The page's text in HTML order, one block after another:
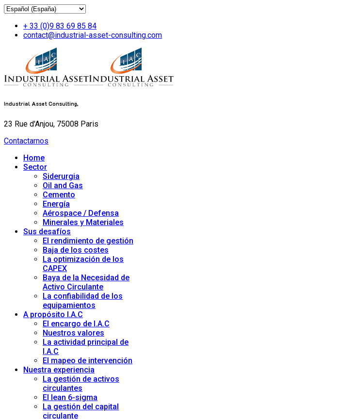
+ 33 (0)9 83 69 85 84
contact@industrial-asset-consulting.com
Industrial Asset Consulting,
23 Rue d'Anjou, 75008 Paris
Contactarnos
Home
Sector
Siderurgia
Oil and Gas
Cemento
Energía
Aérospace / Defensa
Minerales y Materiales
Sus desafíos
El rendimiento de gestión
Baja de los costes
La optimización de los
CAPEX
Baya de la Necesidad de
Activo Circulante
La confiabilidad de los
equipamientos
A propósito I.A.C
El encargo de I.A.C
Nuestros valores
La actividad principal de
I.A.C
El mapeo de intervención
Nuestra experiencia
La gestión de activos
circulantes
El lean 6-sigma
La gestión del capital
circulante